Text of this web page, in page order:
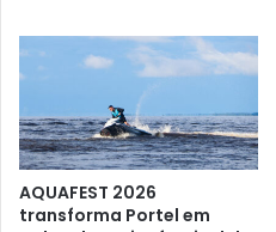
d
u
m
a
s
e
t
i
d
o
p
a
g
AQUAFEST 2026
transforma Portel em